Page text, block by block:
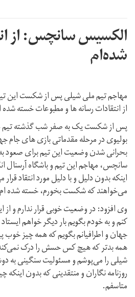
الکسیس سانچس: از
شده‌ام
مهاجم تیم ملی شیلی پس از شکست این
از انتقادات رسانه ها و مطبوعات خسته
پس از شکست یک به صفر شب گذشته تیم
بحرانی شدن وضعیت این تیم برای صعود
سانچس، مهاجم این تیم و باشگاه آرسنال
اینکه بدون دلیل و با دلیل مورد انتقاد
می‌خواهند که شکست بخورم، خسته شده
وی افزود: در وضعیت خوبی قرار ندارم و
کنم و به خودم بگویم بار دیگر خواهم
جهان و اطرافیانم بگویم که همه چیز
شیلی را می‌پوشم و مسئولیت سنگینی به
روزنامه نگاران و منتقدینی که بدون اینکه
متاسفم.